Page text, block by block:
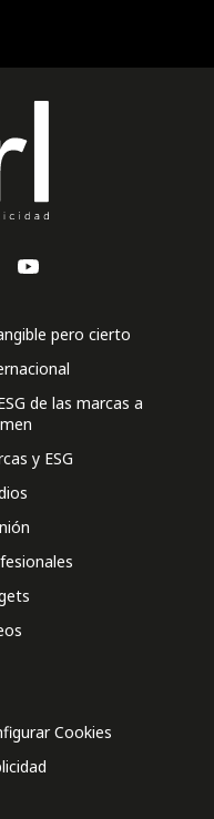
pero cierto
de las marcas a
y ESG
Cookies